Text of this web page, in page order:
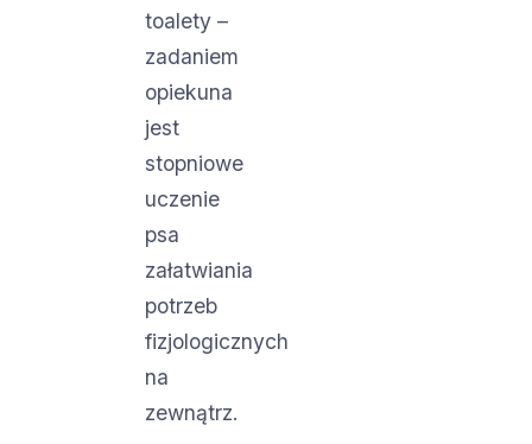
toalety –
zadaniem
opiekuna
jest
stopniowe
uczenie
psa
załatwiania
potrzeb
fizjologicznych
na
zewnątrz.